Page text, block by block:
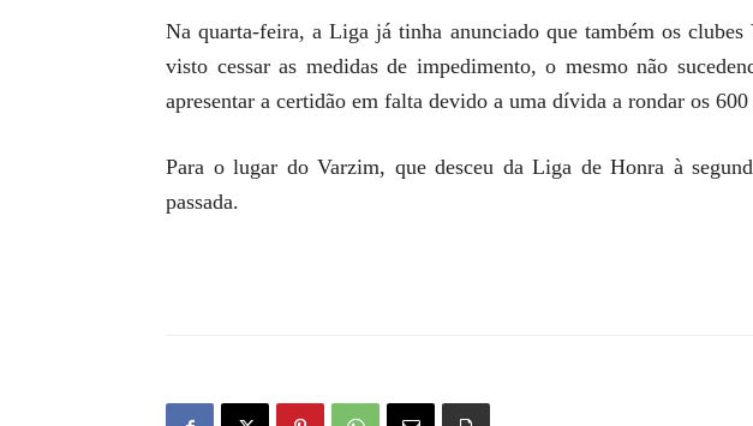
Na quarta-feira, a Liga já tinha anunciado que também os
visto cessar as medidas de impedimento, o mesmo não
apresentar a certidão em falta devido a uma dívida a rondar os
Para o lugar do Varzim, que desceu da Liga de Honra à
passada.